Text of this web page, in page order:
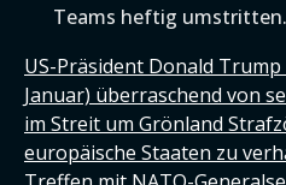
Teams heftig umstritten.
US-Präsident Donald
Januar) überraschend von
im Streit um Grönland
europäische Staaten zu